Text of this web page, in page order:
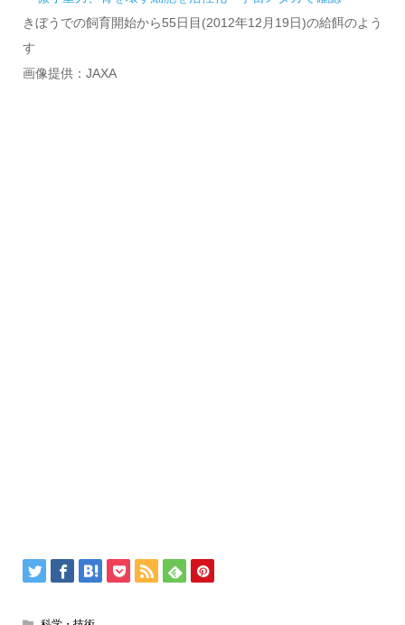
きぼうでの飼育開始から55日目(2012年12月19日)の給餌のよう
す
画像提供：JAXA